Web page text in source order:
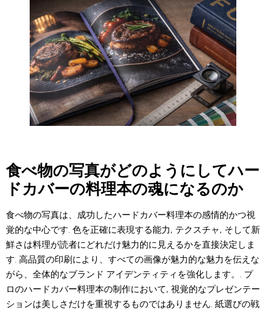
食べ物の写真がどのようにしてハー
ドカバーの料理本の魂になるのか
食べ物の写真は、成功したハードカバー料理本の感情的かつ視
覚的な中心です. 色を正確に表現する能力, テクスチャ, そして新
鮮さは料理が読者にどれだけ魅力的に見えるかを直接決定しま
す. 高品質の印刷により、すべての画像が魅力的な魅力を伝えな
がら、全体的なブランド アイデンティティを強化します。. プ
ロのハードカバー料理本の制作において, 視覚的なプレゼンテー
ションは美しさだけを重視するものではありません. 紙選びの戦